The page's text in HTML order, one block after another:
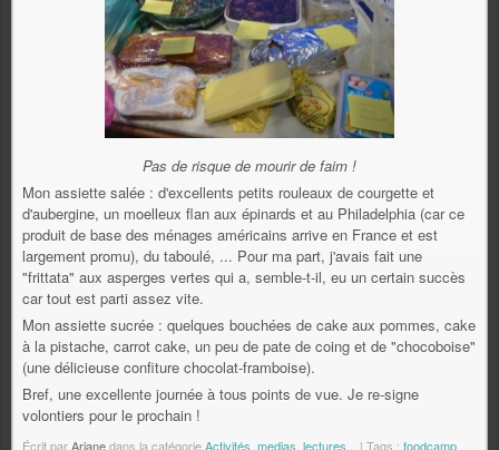
Pas de risque de mourir de faim !
Mon assiette salée : d'excellents petits rouleaux de courgette et
d'aubergine, un moelleux flan aux épinards et au Philadelphia (car ce
produit de base des ménages américains arrive en France et est
largement promu), du taboulé, ... Pour ma part, j'avais fait une
"frittata" aux asperges vertes qui a, semble-t-il, eu un certain succès
car tout est parti assez vite.
Mon assiette sucrée : quelques bouchées de cake aux pommes, cake
à la pistache, carrot cake, un peu de pate de coing et de "chocoboise"
(une délicieuse confiture chocolat-framboise).
Bref, une excellente journée à tous points de vue. Je re-signe
volontiers pour le prochain !
Écrit parArianedans la catégorieActivités, medias, lectures... | Tags : foodcamp